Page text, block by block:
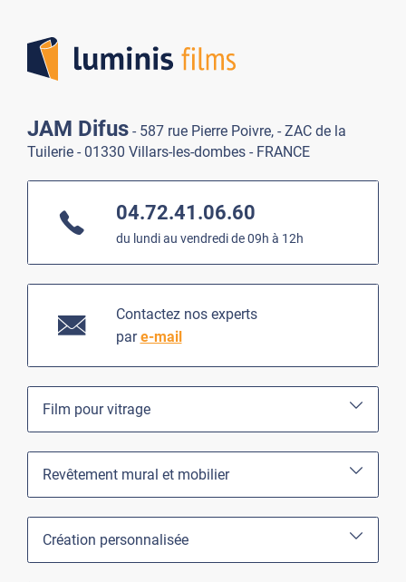
JAM Difus - 587 rue Pierre Poivre, - ZAC de la
Tuilerie - 01330 Villars-les-dombes - FRANCE
04.72.41.06.60
du lundi au vendredi de 09h à 12h
Contactez nos experts
pare-mail
Film pour vitrage
Revêtement mural et mobilier
Création personnalisée